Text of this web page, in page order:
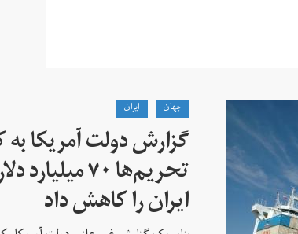
جهان ايران
گزارش دولت آمریکا
تحریم‌ها ۷۰
ایران را کاهش داد